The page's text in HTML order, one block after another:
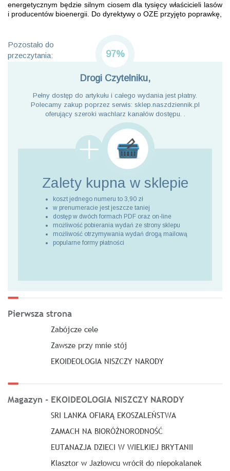
energetycznym będzie silnym ciosem dla tysięcy właścicieli lasów
i producentów bioenergii. Do dyrektywy o OZE przyjęto poprawkę,
Pozostało do
przeczytania:
97%
Drogi Czytelniku,
Pełny dostęp do artykułu i całego wydania jest płatny.
Polecamy zakup poprzez serwis: sklep.naszdziennik.pl
oferujący szeroki wachlarz kanałów dostępu. .
Zalety kupna w sklepie
koszt jednego numeru to 3,90 zł
w prenumeracie jest jeszcze taniej
dostęp w dwóch formach PDF oraz on-line
możliwość pobierania wydań ze strony sklepu
możliwość otrzymywania wydań drogą mailową
popularne formy płatności
Pierwsza strona
Zabójcze cele
Zawsze przy mnie stój
EKOIDEOLOGIA NISZCZY NARODY
Magazyn - EKOIDEOLOGIA NISZCZY NARODY
SRI LANKA OFIARĄ EKOSZALEŃSTWA
ZAMACH NA BIORÓŻNORODNOŚĆ
EUTANAZJA DZIECI W WIELKIEJ BRYTANII
Klasztor w Jazłowcu wrócił do niepokalanek